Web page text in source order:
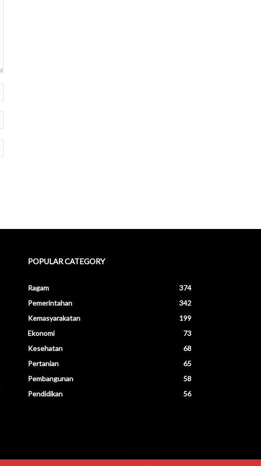
POPULAR CATEGORY
Ragam
374
Pemerintahan
342
Kemasyarakatan
199
Ekonomi
73
Kesehatan
68
Pertanian
65
Pembangunan
58
Pendidikan
56